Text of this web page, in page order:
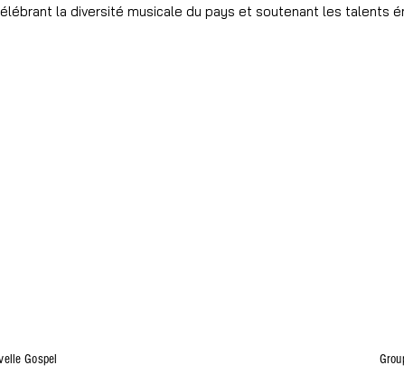
la diversité musicale du pays et soutenant les talents
Gospel